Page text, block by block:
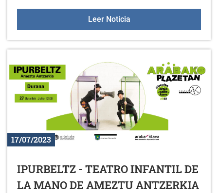
Leer NoticiaAGRADECIMIENTO AL
17/07/2023
IPURBELTZ - TEATRO INFANTIL DE
LA MANO DE AMEZTU ANTZERKIA